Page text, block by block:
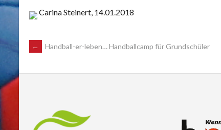
Carina Steinert, 14.01.2018
POST
NAVIGATION
← Handball-er-leben… Handballcamp für Grundschüler